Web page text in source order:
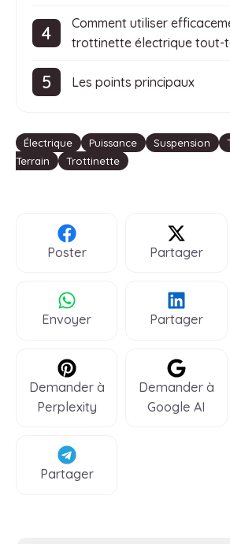
Comment utiliser
trottinette électrique tout-
Les points principaux
Étiquettes
Électrique Puissance Suspension
Terrain
Trottinette
Poster Partager
Envoyer Partager
Demander à
Perplexity
Demander à
Google AI
Partager